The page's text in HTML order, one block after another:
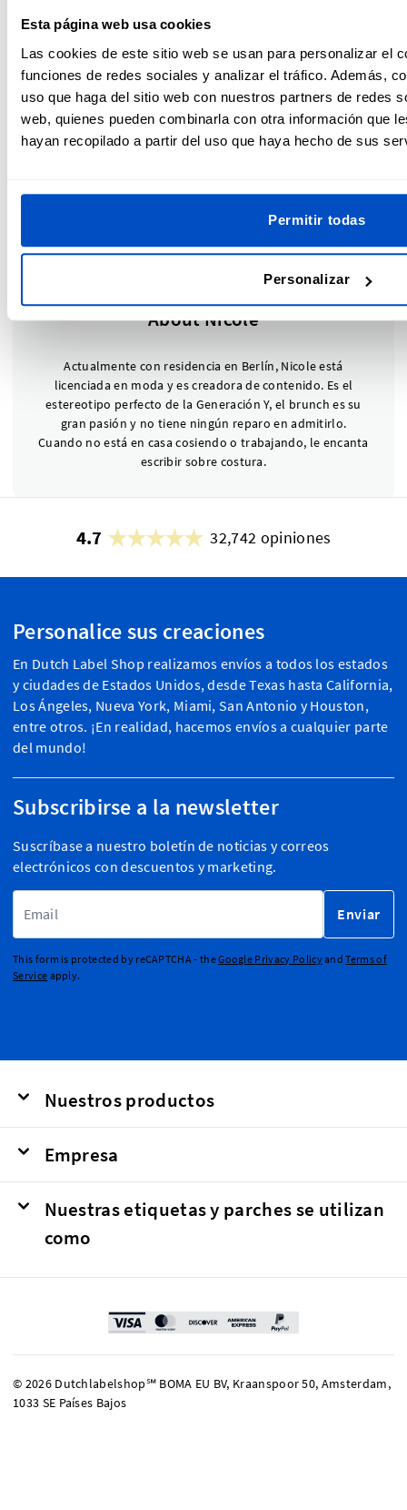
Esta página web usa cookies
Las cookies de este sitio web se usan para personalizar el
funciones de redes sociales y analizar el tráfico. Además,
uso que haga del sitio web con nuestros partners de redes
web, quienes pueden combinarla con otra información que
hayan recopilado a partir del uso que haya hecho de sus
Permitir todas
Personalizar
lo que haces es suficiente para interesar a la gente. Elige un
ángulo que te gustaría explorar con tus vídeos. Pueden ser
consejos de costura, retos o explorar junto a tus
espectadores distintos proyectos de costura.
About Nicole
Actualmente con residencia en Berlín, Nicole está
licenciada en moda y es creadora de contenido. Es el
estereotipo perfecto de la Generación Y, el brunch es su
gran pasión y no tiene ningún reparo en admitirlo.
Cuando no está en casa cosiendo o trabajando, le encanta
escribir sobre costura.
4.7 32,742 opiniones
Personalice sus creaciones
En Dutch Label Shop realizamos envíos a todos los estados
y ciudades de Estados Unidos, desde Texas hasta California,
Los Ángeles, Nueva York, Miami, San Antonio y Houston,
entre otros. ¡En realidad, hacemos envíos a cualquier parte
del mundo!
Subscribirse a la newsletter
Suscríbase a nuestro boletín de noticias y correos
electrónicos con descuentos y marketing.
Enviar
This form is protected by reCAPTCHA - theGoogle Privacy PolicyandTerms of
Service apply.
Nuestros productos
Empresa
Nuestras etiquetas y parches se utilizan
como
© 2026 Dutchlabelshop℠ BOMA EU BV, Kraanspoor 50, Amsterdam,
1033 SE Países Bajos